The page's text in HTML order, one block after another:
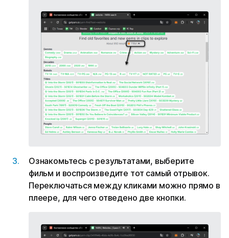
Ознакомьтесь с результатами, выберите
фильм и воспроизведите тот самый отрывок.
Переключаться между кликами можно прямо в
плеере, для чего отведено две кнопки.